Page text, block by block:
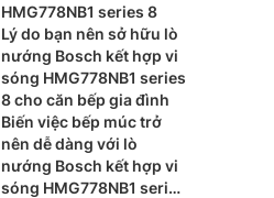
HMG778NB1 series 8
Lý do bạn nên sở hữu lò
nướng Bosch kết hợp vi
sóng HMG778NB1 series
8 cho căn bếp gia đình
Biến việc bếp múc trở
nên dễ dàng với lò
nướng Bosch kết hợp vi
sóng HMG778NB1 series